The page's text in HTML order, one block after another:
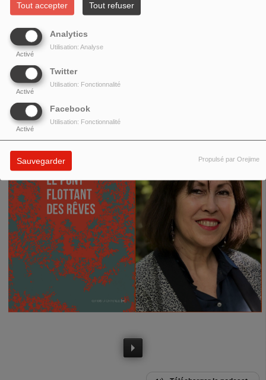
Tout accepter Tout refuser
Analytics
Activé
Utilisation: Analyse
Twitter
Activé
Utilisation: Fonctionnalité
Facebook
Activé
Utilisation: Fonctionnalité
Sauvegarder Propulsé par Orejime
Thème : Un lien entre occident et orient
Rencontre avecCorinne Atlan
Le pont flottant des rêves
dans l'écrin d'une programmation musicale autour de la
chanteuse Camilla Georges.
Une émission enregistrée à Kyoto.